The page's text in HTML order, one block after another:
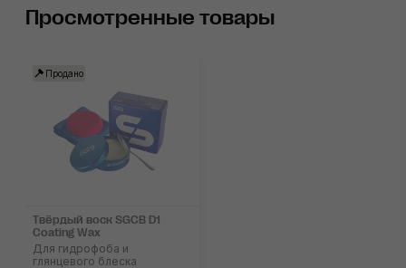
Просмотренные товары
Продано
Твёрдый воск SGCB D1
Coating Wax
Для гидрофоба и
глянцевого блеска